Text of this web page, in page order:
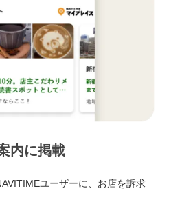
内に掲載
ユーザーに、お店を訴求